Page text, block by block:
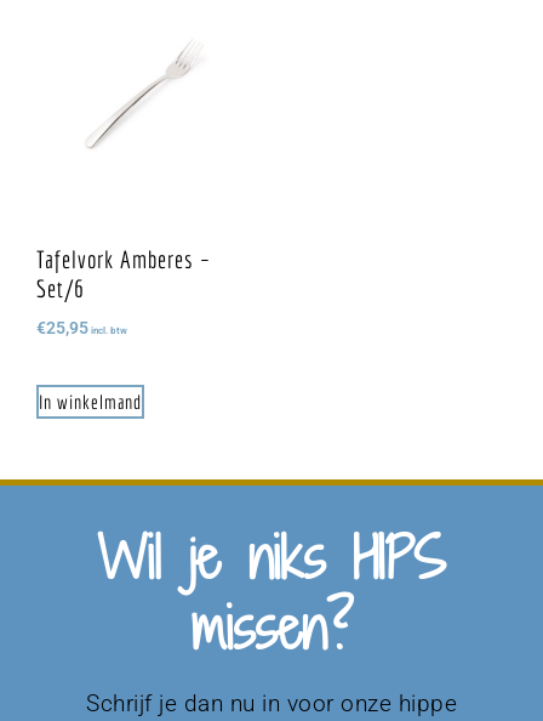
Tafelvork Amberes –
Set/6
€25,95 incl. btw
In winkelmand
Wil je niks HIPS
missen?
Schrijf je dan nu in voor onze hippe